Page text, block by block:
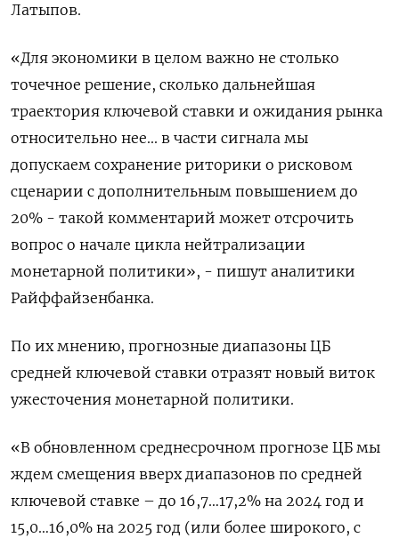
Латыпов.
«Для экономики в целом важно не столько
точечное решение, сколько дальнейшая
траектория ключевой ставки и ожидания рынка
относительно нее... в части сигнала мы
допускаем сохранение риторики о рисковом
сценарии с дополнительным повышением до
20% - такой комментарий может отсрочить
вопрос о начале цикла нейтрализации
монетарной политики», - пишут аналитики
Райффайзенбанка.
По их мнению, прогнозные диапазоны ЦБ
средней ключевой ставки отразят новый виток
ужесточения монетарной политики.
«В обновленном среднесрочном прогнозе ЦБ мы
ждем смещения вверх диапазонов по средней
ключевой ставке – до 16,7…17,2% на 2024 год и
15,0…16,0% на 2025 год (или более широкого, с